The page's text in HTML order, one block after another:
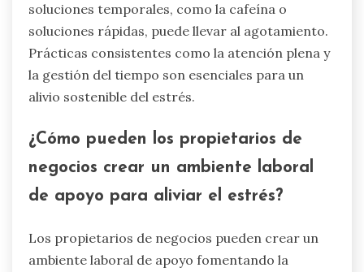
soluciones temporales, como la cafeína o
soluciones rápidas, puede llevar al agotamiento.
Prácticas consistentes como la atención plena y
la gestión del tiempo son esenciales para un
alivio sostenible del estrés.
¿Cómo pueden los propietarios de
negocios crear un ambiente laboral
de apoyo para aliviar el estrés?
Los propietarios de negocios pueden crear un
ambiente laboral de apoyo fomentando la